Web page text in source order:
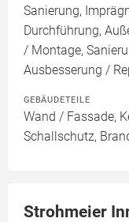
Sanierung,
Durchführung,
/ Montage,
Ausbesserung /
GEBÄUDETEILE
Wand / Fassade,
Schallschutz,
Strohmeier